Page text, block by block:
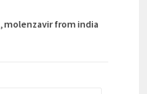
molenzavir from india